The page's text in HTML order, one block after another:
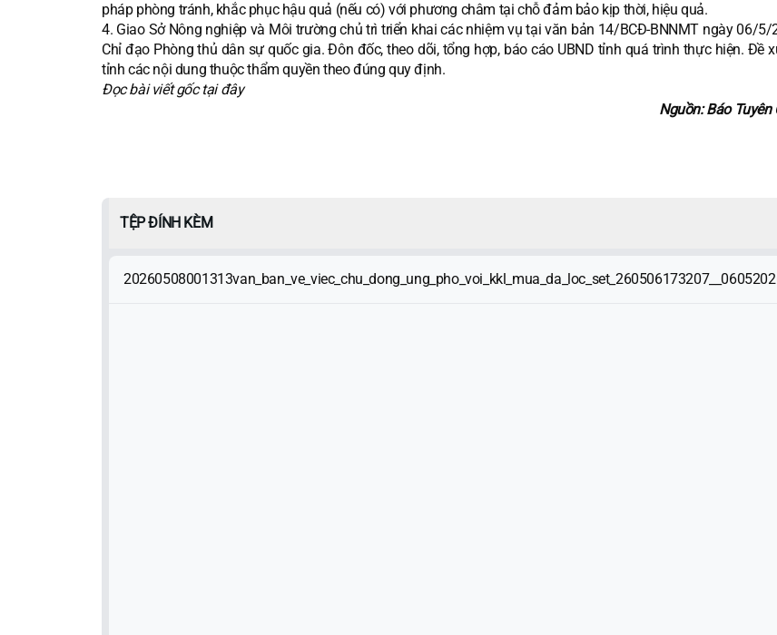
pháp phòng tránh, khắc phục hậu quả (nếu có) với phương châm tại chỗ đảm bảo kịp thời, hiệu quả.
4. Giao Sở Nông nghiệp và Môi trường chủ trì triển khai các nhiệm vụ tại văn bản 14/BCĐ-BNNMT ngày 06/5/
Chỉ đạo Phòng thủ dân sự quốc gia. Đôn đốc, theo dõi, tổng hợp, báo cáo UBND tỉnh quá trình thực hiện. Đề
tỉnh các nội dung thuộc thẩm quyền theo đúng quy định.
Đọc bài viết gốc tạiđây
Nguồn: Báo Tuyên
TỆP ĐÍNH KÈM